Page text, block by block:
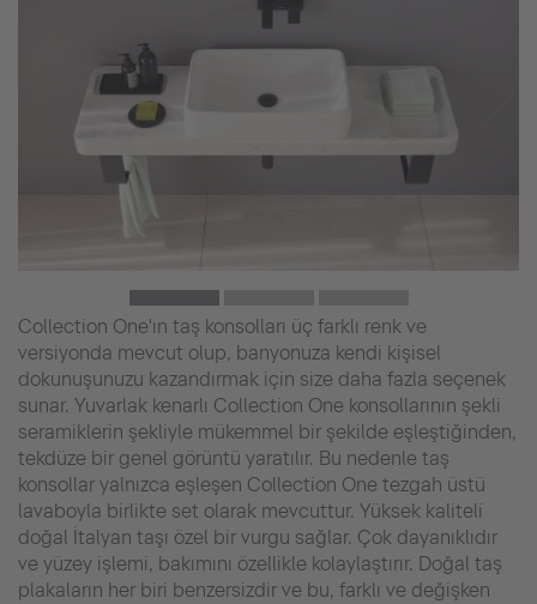
Collection One'ın taş konsolları üç farklı renk ve
versiyonda mevcut olup, banyonuza kendi kişisel
dokunuşunuzu kazandırmak için size daha fazla seçenek
sunar. Yuvarlak kenarlı Collection One konsollarının şekli
seramiklerin şekliyle mükemmel bir şekilde eşleştiğinden,
tekdüze bir genel görüntü yaratılır. Bu nedenle taş
konsollar yalnızca eşleşen Collection One tezgah üstü
lavaboyla birlikte set olarak mevcuttur. Yüksek kaliteli
doğal İtalyan taşı özel bir vurgu sağlar. Çok dayanıklıdır
ve yüzey işlemi, bakımını özellikle kolaylaştırır. Doğal taş
plakaların her biri benzersizdir ve bu, farklı ve değişken